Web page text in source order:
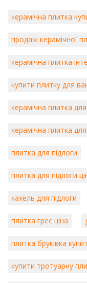
керамічна плитка
продаж керамічної
керамічна плитка
купити плитку для
керамічна плитка
керамічна плитка
плитка для підлоги
плитка для підлоги
кахель для підлоги
плитка грес ціна
плитка бруківка
купити тротуарну